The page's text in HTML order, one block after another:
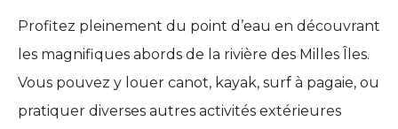
Profitez pleinement du point d’eau en découvrant
les magnifiques abords de la rivière des Milles Îles.
Vous pouvez y louer canot, kayak, surf à pagaie, ou
pratiquer diverses autres activités extérieures